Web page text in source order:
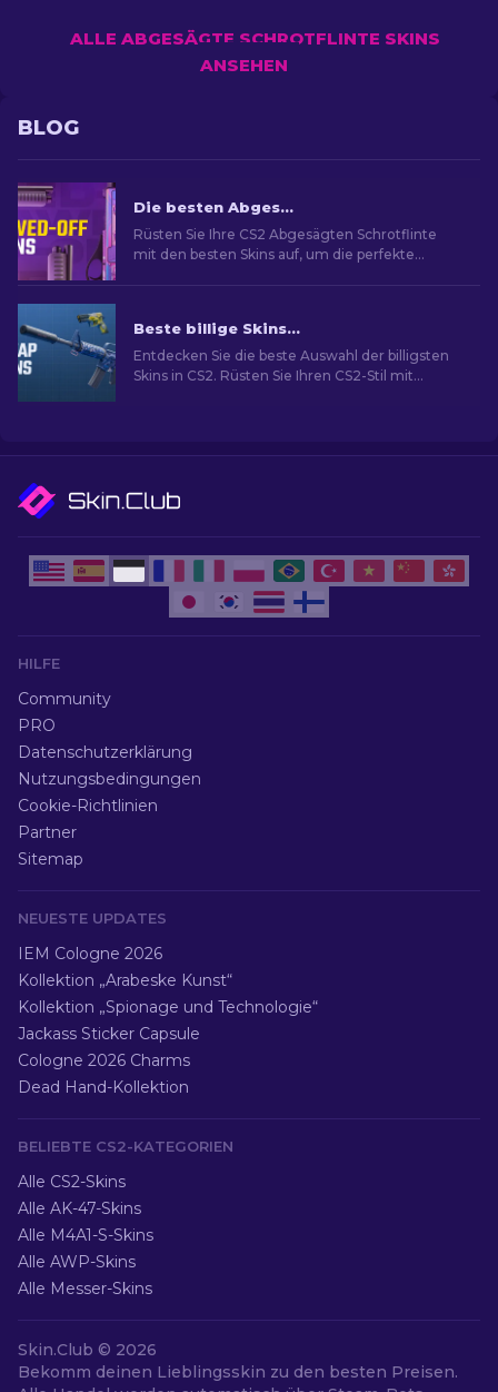
ALLE ABGESÄGTE SCHROTFLINTE SKINS
ANSEHEN
BLOG
Die besten Abgesägte Schrotflinte Skins in CS2
Rüsten Sie Ihre CS2 Abgesägten Schrotflinte
mit den besten Skins auf, um die perfekte
Beste billige Skins in CS2 [2026]
Entdecken Sie die beste Auswahl der billigsten
Skins in CS2. Rüsten Sie Ihren CS2-Stil mit
HILFE
Community
PRO
Datenschutzerklärung
Nutzungsbedingungen
Cookie-Richtlinien
Partner
Sitemap
NEUESTE UPDATES
IEM Cologne 2026
Kollektion „Arabeske Kunst“
Kollektion „Spionage und Technologie“
Jackass Sticker Capsule
Cologne 2026 Charms
Dead Hand-Kollektion
BELIEBTE CS2-KATEGORIEN
Alle CS2-Skins
Alle AK-47-Skins
Alle M4A1-S-Skins
Alle AWP-Skins
Alle Messer-Skins
Skin.Club © 2026
Bekomm deinen Lieblingsskin zu den besten Preisen.